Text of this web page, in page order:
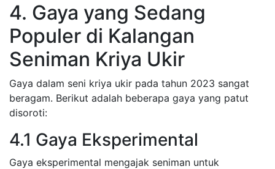
4. Gaya yang Sedang
Populer di Kalangan
Seniman Kriya Ukir
Gaya dalam seni kriya ukir pada tahun 2023 sangat
beragam. Berikut adalah beberapa gaya yang patut
disoroti:
4.1 Gaya Eksperimental
Gaya eksperimental mengajak seniman untuk